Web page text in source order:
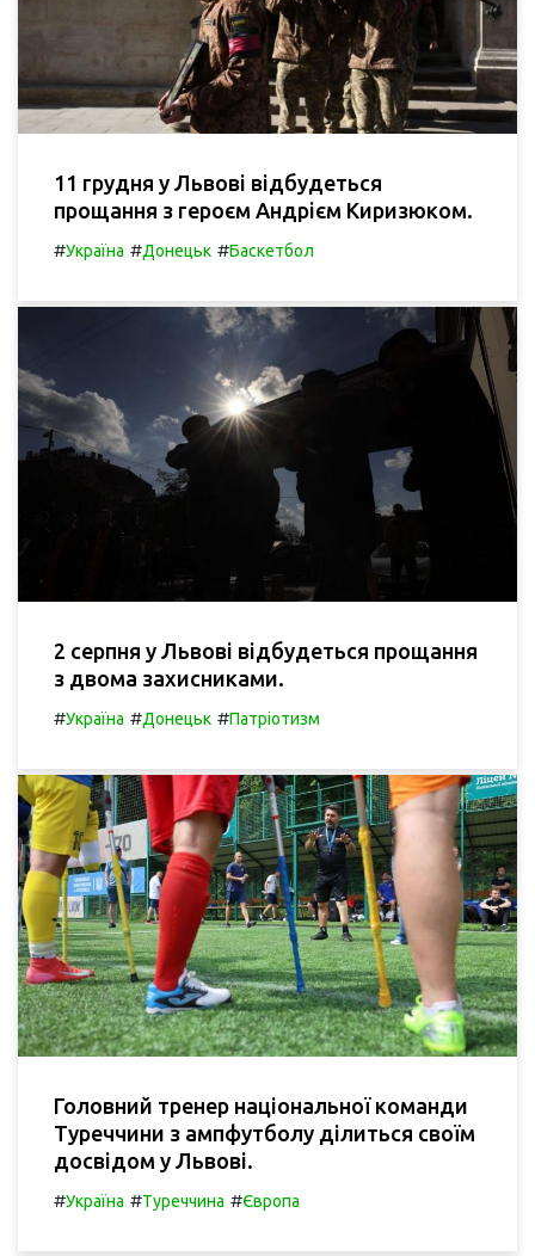
11 грудня у Львові відбудеться
прощання з героєм Андрієм Киризюком.
#Україна #Донецьк #Баскетбол
2 серпня у Львові відбудеться прощання
з двома захисниками.
#Україна #Донецьк #Патріотизм
Головний тренер національної команди
Туреччини з ампфутболу ділиться своїм
досвідом у Львові.
#Україна #Туреччина #Європа